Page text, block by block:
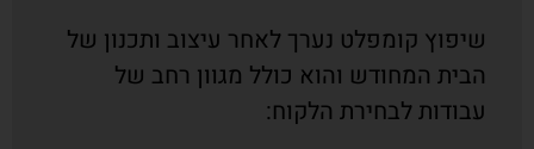
שיפוץ קומפלט נערך לאחר עיצוב ותכנון של
הבית המחודש והוא כולל מגוון רחב של
עבודות לבחירת הלקוח: